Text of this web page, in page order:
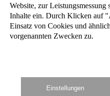
Website, zur
Inhalte ein. Durch Klicken auf
Einsatz von Cookies und
vorgenannten Zwecken zu.
Einstellungen